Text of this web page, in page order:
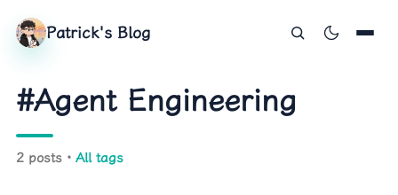
Patrick's Blog
#Agent Engineering
2 posts · All tags